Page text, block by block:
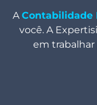
AContabilidade
você. A
em trabalhar